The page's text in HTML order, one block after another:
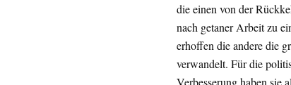
die einen von der
nach getaner Arbeit zu
erhoffen die andere die
verwandelt. Für die
Verbesserung haben sie